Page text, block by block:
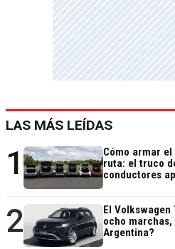
LAS MÁS LEÍDAS
1
Cómo armar
ruta: el truco
conductores
2
El
ocho
Argentina?